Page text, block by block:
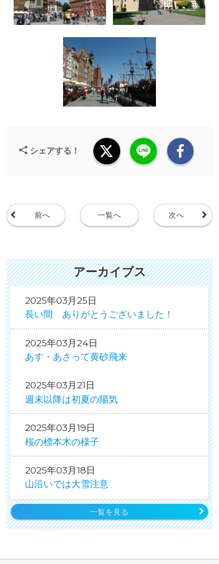
シェアする！
前へ 一覧へ 次へ
アーカイブス
2025年03月25日
長い間 ありがとうございました！
2025年03月24日
あす・あさって黄砂飛来
2025年03月21日
週末以降は初夏の陽気
2025年03月19日
桜の標本木の様子
2025年03月18日
山沿いでは大雪注意
一覧を見る